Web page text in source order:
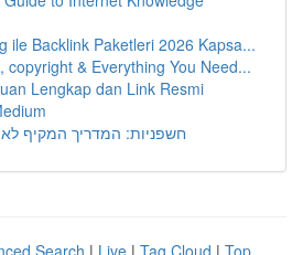
ile Backlink Paketleri 2026 Kapsa...
copyright & Everything You Need...
Lengkap dan Link Resmi
חשפניות: המדריך המקיף
Search | Live | Tag Cloud | Top